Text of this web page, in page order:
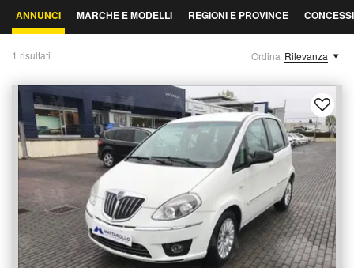
ANNUNCI MARCHE E MODELLI REGIONI E PROVINCE
1 risultati Ordina Rilevanza